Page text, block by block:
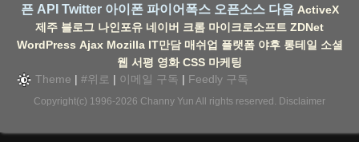
픈 API Twitter 아이폰 파이어폭스 오픈소스 다음 ActiveX
제주 블로그 나인포유 네이버 크롬 마이크로소프트 ZDNet
WordPress Ajax Mozilla IT만담 매쉬업 플랫폼 야후 롱테일 소셜
웹 서평 영화 CSS 마케팅
Theme | #위로 | 이메일 구독 | Feedly 구독
Copyright(c) 1996-2026 Channy Yun All rights reserved. Disclaimer